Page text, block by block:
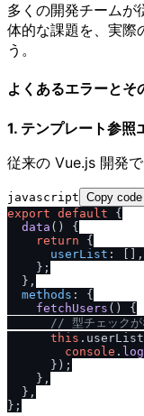
多くの開発チームが
体的な課題を、実際
う。
よくあるエラーとそ
1. テンプレート参照
従来の Vue.js 開発
javascript Copy code
export default {
data ( ) {
return {
userList : [],
    };
  },
methods : {
fetchUsers ( ) {
/ / 型チェック
this . userList
console . log
      });
    },
  },